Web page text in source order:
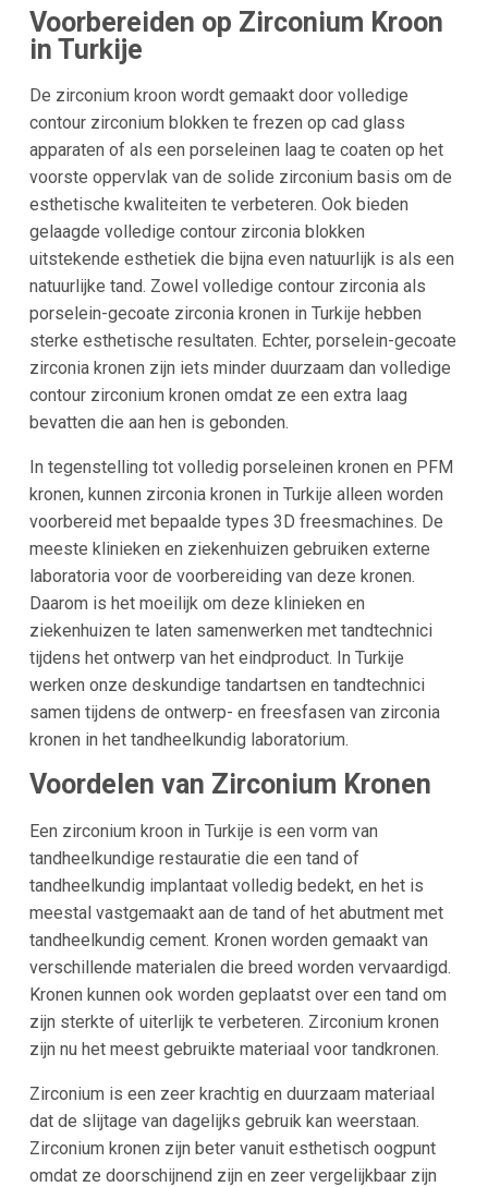
Voorbereiden op Zirconium Kroon
in Turkije
De zirconium kroon wordt gemaakt door volledige
contour zirconium blokken te frezen op cad glass
apparaten of als een porseleinen laag te coaten op het
voorste oppervlak van de solide zirconium basis om de
esthetische kwaliteiten te verbeteren. Ook bieden
gelaagde volledige contour zirconia blokken
uitstekende esthetiek die bijna even natuurlijk is als een
natuurlijke tand. Zowel volledige contour zirconia als
porselein-gecoate zirconia kronen in Turkije hebben
sterke esthetische resultaten. Echter, porselein-gecoate
zirconia kronen zijn iets minder duurzaam dan volledige
contour zirconium kronen omdat ze een extra laag
bevatten die aan hen is gebonden.
In tegenstelling tot volledig porseleinen kronen en PFM
kronen, kunnen zirconia kronen in Turkije alleen worden
voorbereid met bepaalde types 3D freesmachines. De
meeste klinieken en ziekenhuizen gebruiken externe
laboratoria voor de voorbereiding van deze kronen.
Daarom is het moeilijk om deze klinieken en
ziekenhuizen te laten samenwerken met tandtechnici
tijdens het ontwerp van het eindproduct. In Turkije
werken onze deskundige tandartsen en tandtechnici
samen tijdens de ontwerp- en freesfasen van zirconia
kronen in het tandheelkundig laboratorium.
Voordelen van Zirconium Kronen
Een zirconium kroon in Turkije is een vorm van
tandheelkundige restauratie die een tand of
tandheelkundig implantaat volledig bedekt, en het is
meestal vastgemaakt aan de tand of het abutment met
tandheelkundig cement. Kronen worden gemaakt van
verschillende materialen die breed worden vervaardigd.
Kronen kunnen ook worden geplaatst over een tand om
zijn sterkte of uiterlijk te verbeteren. Zirconium kronen
zijn nu het meest gebruikte materiaal voor tandkronen.
Zirconium is een zeer krachtig en duurzaam materiaal
dat de slijtage van dagelijks gebruik kan weerstaan.
Zirconium kronen zijn beter vanuit esthetisch oogpunt
omdat ze doorschijnend zijn en zeer vergelijkbaar zijn